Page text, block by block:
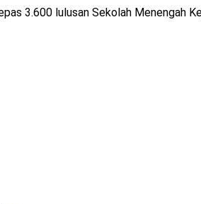
3.600 lulusan Sekolah Menengah